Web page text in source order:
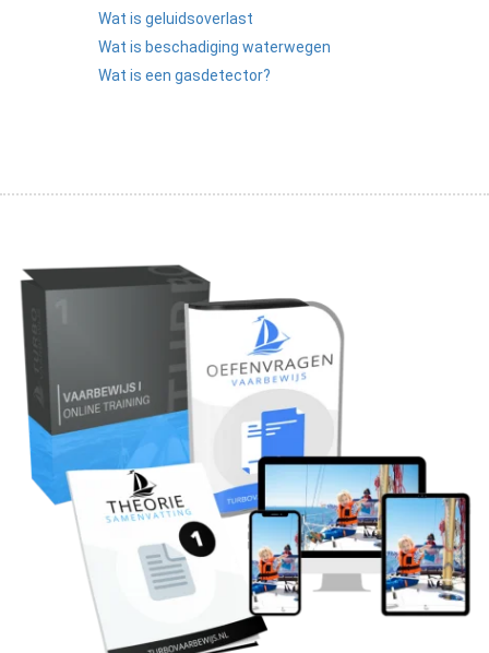
Wat is geluidsoverlast
Wat is beschadiging waterwegen
Wat is een gasdetector?